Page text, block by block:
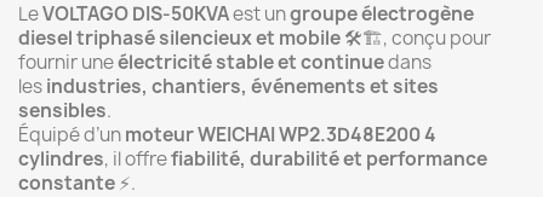
LeVOLTAGO DIS-50KVAest ungroupe électrogène
diesel triphasé silencieux et mobile🛠️🏗️, conçu pour
fournir uneélectricité stable et continuedans
lesindustries, chantiers, événements et sites
sensibles.
Équipé d’unmoteur WEICHAI WP2.3D48E200 4
cylindres, il offrefiabilité, durabilité et performance
constante⚡.